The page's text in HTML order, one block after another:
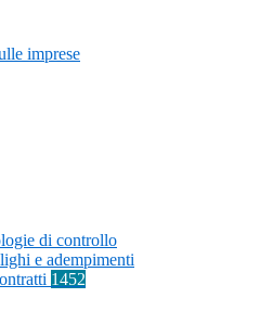
imprese
di controllo
e adempimenti
1452